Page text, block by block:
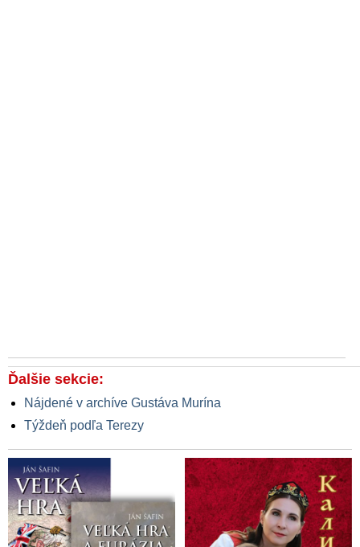
Ďalšie sekcie:
Nájdené v archíve Gustáva Murína
Týždeň podľa Terezy